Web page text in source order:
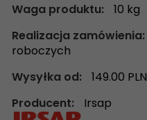
Waga produktu:
10 kg
Realizacja zamówienia:
roboczych
Wysyłka od:
149.00 PLN
Producent:
Irsap